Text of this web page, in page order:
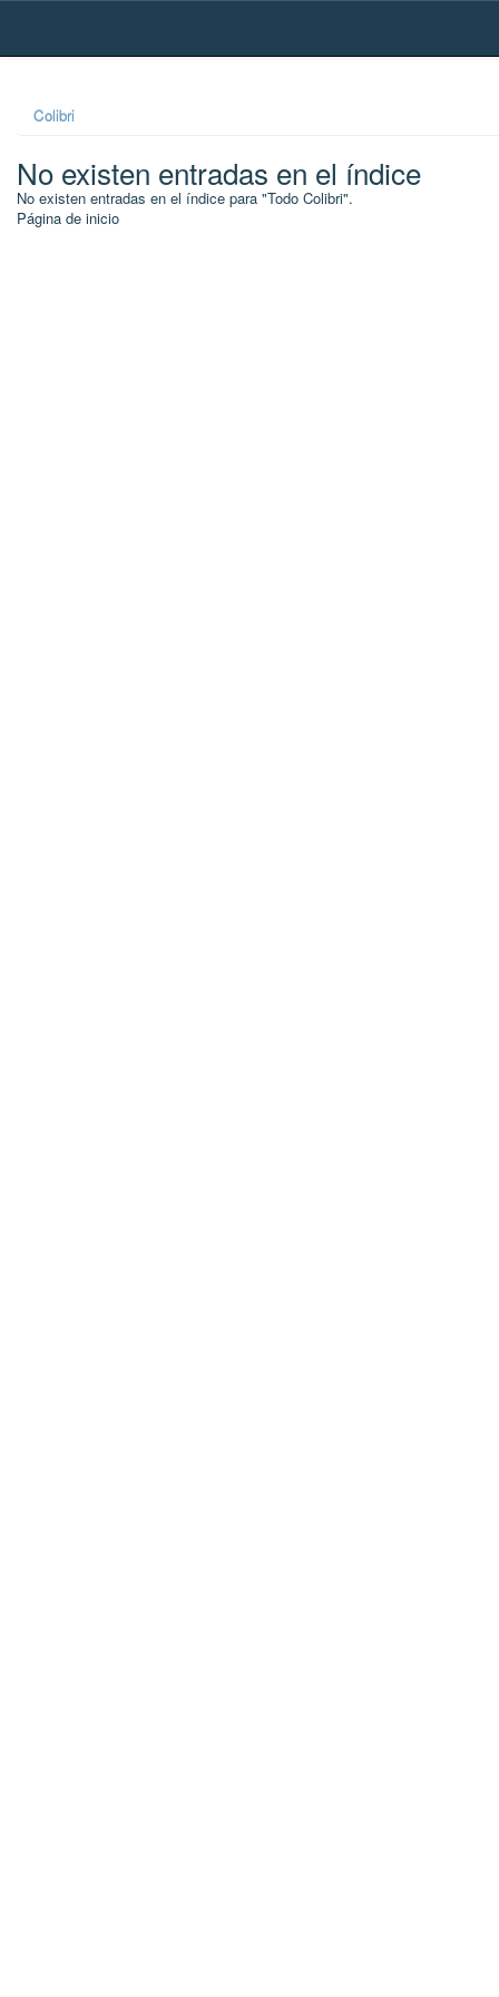
Skip
Colibri
No existen entradas en el índice
No existen entradas en el índice para "Todo Colibri".
Página de inicio